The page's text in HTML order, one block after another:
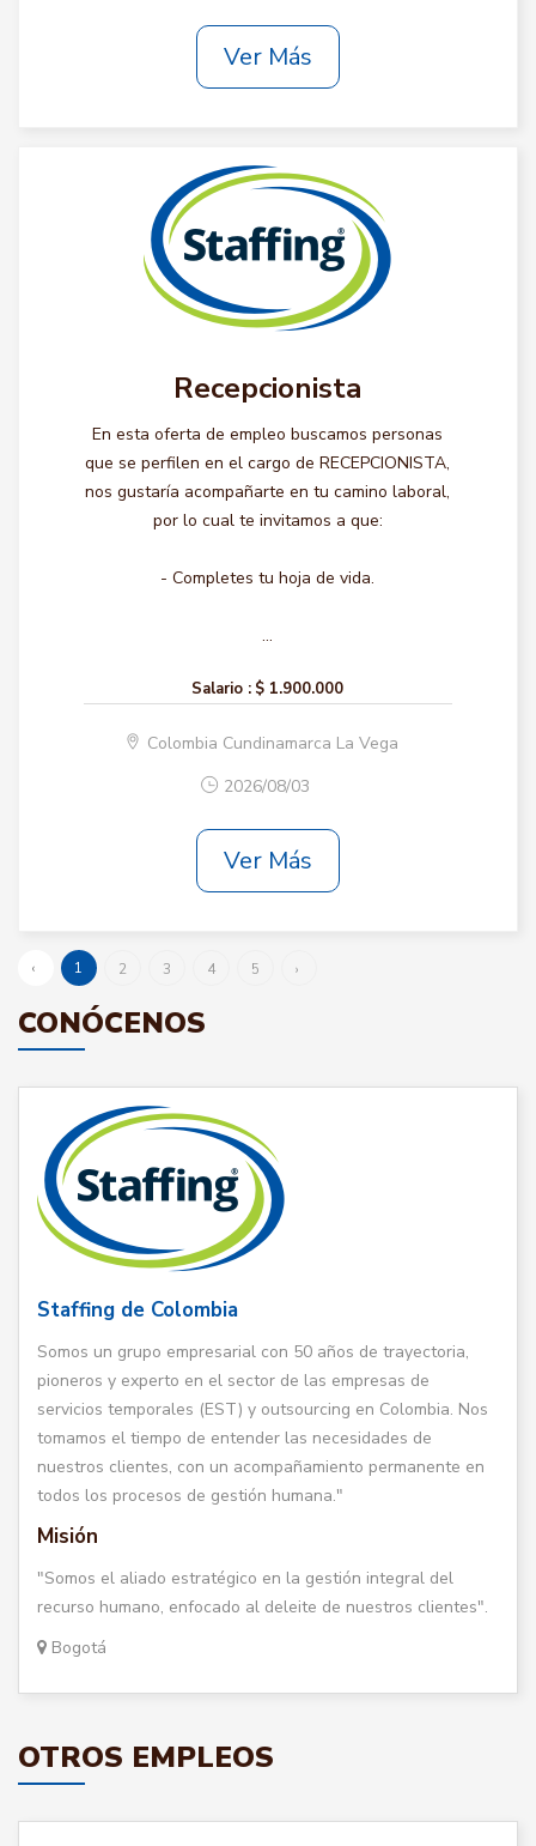
Ver Más
Recepcionista
En esta oferta de empleo buscamos personas
que se perfilen en el cargo de RECEPCIONISTA,
nos gustaría acompañarte en tu camino laboral,
por lo cual te invitamos a que:
- Completes tu hoja de vida.
...
Salario : $ 1.900.000
Colombia Cundinamarca La Vega
2026/08/03
Ver Más
‹ 1 2 3 4 5 ›
CONÓCENOS
Staffing de Colombia
Somos un grupo empresarial con 50 años de trayectoria,
pioneros y experto en el sector de las empresas de
servicios temporales (EST) y outsourcing en Colombia. Nos
tomamos el tiempo de entender las necesidades de
nuestros clientes, con un acompañamiento permanente en
todos los procesos de gestión humana."
Misión
"Somos el aliado estratégico en la gestión integral del
recurso humano, enfocado al deleite de nuestros clientes".
Bogotá
OTROS EMPLEOS